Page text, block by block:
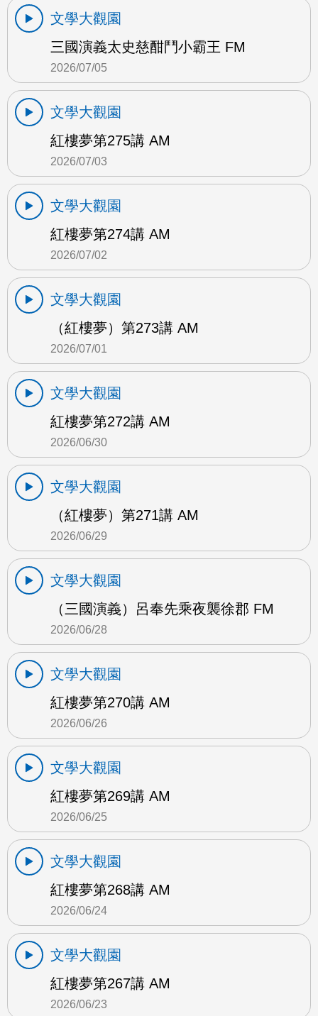
文學大觀園
三國演義太史慈酣鬥小霸王 FM
2026/07/05
文學大觀園
紅樓夢第275講 AM
2026/07/03
文學大觀園
紅樓夢第274講 AM
2026/07/02
文學大觀園
（紅樓夢）第273講 AM
2026/07/01
文學大觀園
紅樓夢第272講 AM
2026/06/30
文學大觀園
（紅樓夢）第271講 AM
2026/06/29
文學大觀園
（三國演義）呂奉先乘夜襲徐郡 FM
2026/06/28
文學大觀園
紅樓夢第270講 AM
2026/06/26
文學大觀園
紅樓夢第269講 AM
2026/06/25
文學大觀園
紅樓夢第268講 AM
2026/06/24
文學大觀園
紅樓夢第267講 AM
2026/06/23